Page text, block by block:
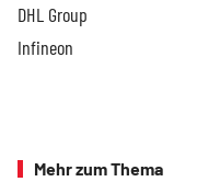
DHL Group
Infineon
Mehr zum Thema